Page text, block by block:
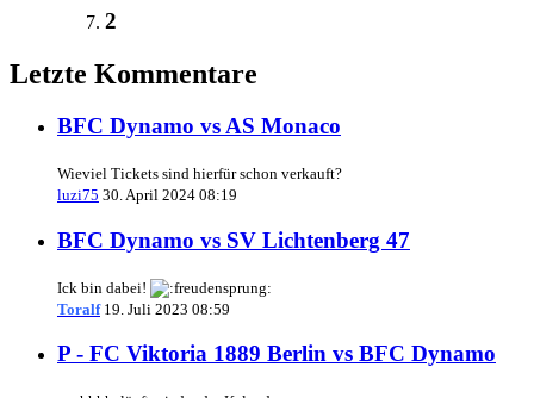
2
Letzte Kommentare
BFC Dynamo vs AS Monaco
Wieviel Tickets sind hierfür schon verkauft?
luzi75 30. April 2024 08:19
BFC Dynamo vs SV Lichtenberg 47
Ick bin dabei!
Toralf 19. Juli 2023 08:59
P - FC Viktoria 1889 Berlin vs BFC Dynamo